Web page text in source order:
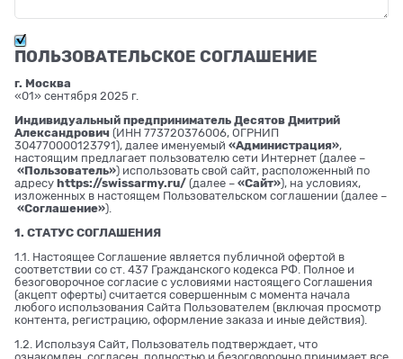
ПОЛЬЗОВАТЕЛЬСКОЕ СОГЛАШЕНИЕ
г. Москва
«01» сентября 2025 г.
Индивидуальный предприниматель Десятов Дмитрий
Александрович (ИНН 773720376006, ОГРНИП
304770000123791), далее именуемый «Администрация»,
настоящим предлагает пользователю сети Интернет (далее –
«Пользователь») использовать свой сайт, расположенный по
адресу https://swissarmy.ru/ (далее – «Сайт»), на условиях,
изложенных в настоящем Пользовательском соглашении (далее –
«Соглашение»).
1. СТАТУС СОГЛАШЕНИЯ
1.1. Настоящее Соглашение является публичной офертой в
соответствии со ст. 437 Гражданского кодекса РФ. Полное и
безоговорочное согласие с условиями настоящего Соглашения
(акцепт оферты) считается совершенным с момента начала
любого использования Сайта Пользователем (включая просмотр
контента, регистрацию, оформление заказа и иные действия).
1.2. Используя Сайт, Пользователь подтверждает, что